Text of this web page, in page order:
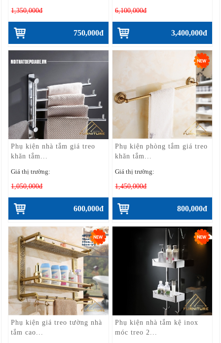
1,350,000đ
750,000đ
6,100,000đ
3,400,000đ
Phụ kiện nhà tắm giá treo
khăn tắm...
Giá thị trường:
1,050,000đ
600,000đ
Phụ kiện phòng tắm giá treo
khăn tắm...
Giá thị trường:
1,450,000đ
800,000đ
Phụ kiện giá treo tường nhà
tắm cao...
Phụ kiện nhà tắm kệ inox
móc treo 2...